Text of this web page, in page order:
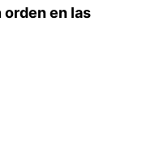
orden en las